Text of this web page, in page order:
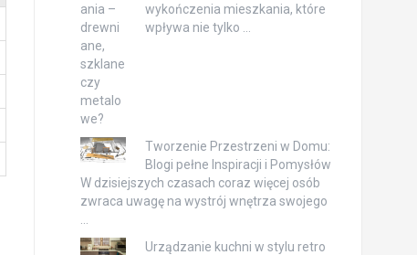
wykończenia mieszkania, które
wpływa nie tylko …
Tworzenie Przestrzeni w Domu:
Blogi pełne Inspiracji i Pomysłów
W dzisiejszych czasach coraz więcej osób
zwraca uwagę na wystrój wnętrza swojego
Urządzanie kuchni w stylu retro